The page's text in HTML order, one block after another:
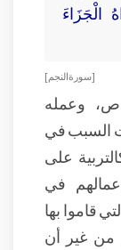
يُجْزَاهُ الْجَزَاءَ
[ سورة النجم ]
وعمله
السبب في
على
في
قاموا بها
من غير أن